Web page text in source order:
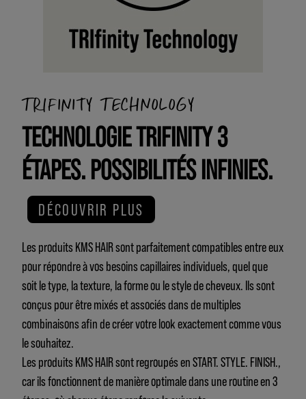
TRIFINITY TECHNOLOGY
TECHNOLOGIE TRIFINITY 3
ÉTAPES. POSSIBILITÉS INFINIES.
DÉCOUVRIR PLUS
Les produits KMS HAIR sont parfaitement compatibles entre eux
pour répondre à vos besoins capillaires individuels, quel que
soit le type, la texture, la forme ou le style de cheveux. Ils sont
conçus pour être mixés et associés dans de multiples
combinaisons afin de créer votre look exactement comme vous
le souhaitez.
Les produits KMS HAIR sont regroupés en START. STYLE. FINISH.,
car ils fonctionnent de manière optimale dans une routine en 3